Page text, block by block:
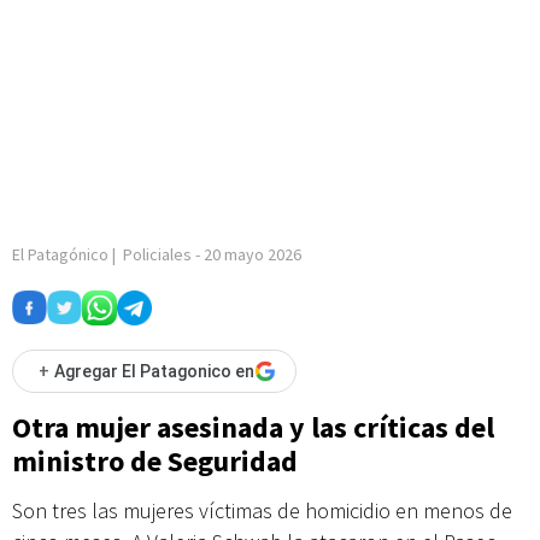
El Patagónico | Policiales - 20 mayo 2026
+ Agregar El Patagonico en
Otra mujer asesinada y las críticas del
ministro de Seguridad
Son tres las mujeres víctimas de homicidio en menos de